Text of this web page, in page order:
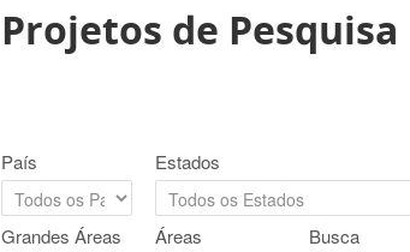
Projetos de Pesquisa
País Estados
Grandes Áreas Áreas Busca